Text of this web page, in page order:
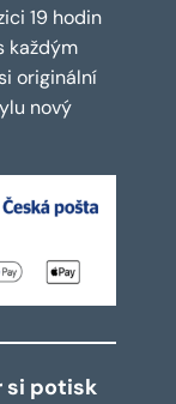
19 hodin
každým
originální
nový
si potisk